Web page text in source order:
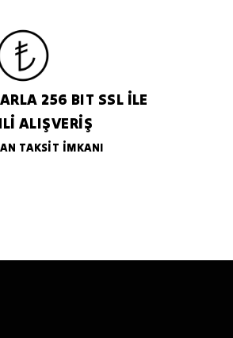
256 BIT SSL İLE
ALIŞVERİŞ
TAKSİT İMKANI